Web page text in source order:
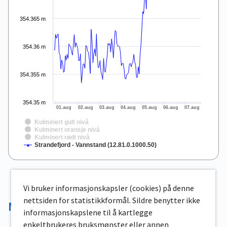
Kulminert gult nivå
Kulminert oransje nivå
Kulminert rødt nivå
Strandefjord - Vannstand (12.81.0.1000.50)
354.35 m
354.355 m
354.36 m
354.365 m
01.aug 02.aug 03.aug 04.aug 05.aug 06.aug 07.aug
End of interactive chart.
Magasinvolum
Vi bruker informasjonskapsler (cookies) på denne
nettsiden for statistikkformål. Sildre benytter ikke
informasjonskapslene til å kartlegge
enkeltbrukeres bruksmønster eller annen